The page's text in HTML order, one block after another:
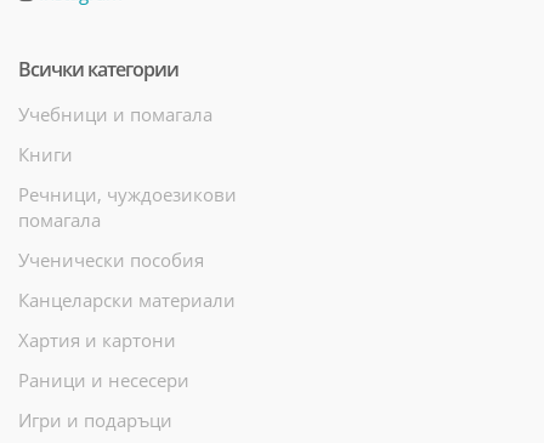
Всички категории
Учебници и помагала
Книги
Речници, чуждоезикови
помагала
Ученически пособия
Канцеларски материали
Хартия и картони
Раници и несесери
Игри и подаръци